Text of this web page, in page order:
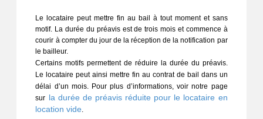
Le locataire peut mettre fin au bail à tout moment et sans
motif. La durée du préavis est de trois mois et commence à
courir à compter du jour de la réception de la notification par
le bailleur.
Certains motifs permettent de réduire la durée du préavis.
Le locataire peut ainsi mettre fin au contrat de bail dans un
délai d’un mois. Pour plus d’informations, voir notre page
sur la durée de préavis réduite pour le locataire en
location vide.